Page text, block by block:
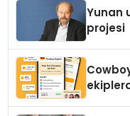
Yunan
projesi